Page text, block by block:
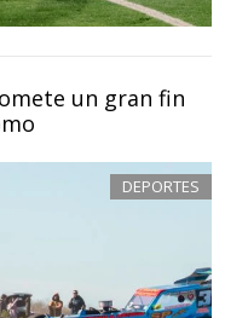
un gran fin
DEPORTES